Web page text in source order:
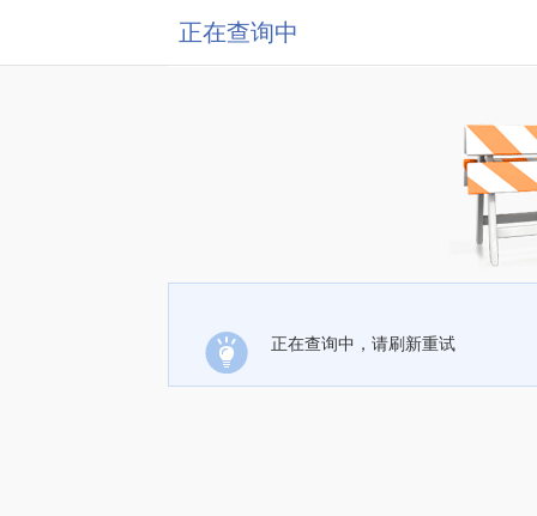
正在查询中
正在查询中，请刷新重试